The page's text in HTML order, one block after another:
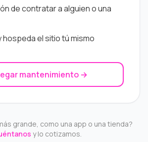
de contratar a alguien o una
hospeda el sitio tú mismo
mantenimiento →
grande, como una app o una tienda?
y lo cotizamos.